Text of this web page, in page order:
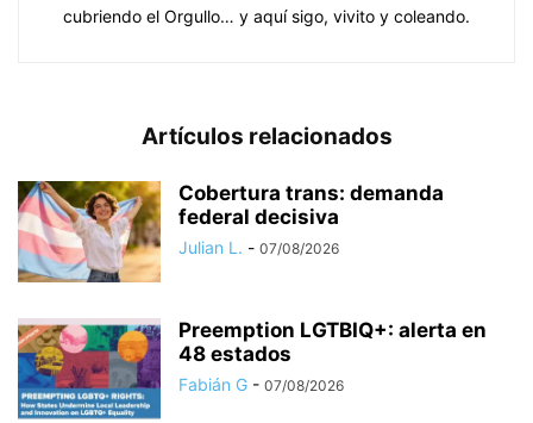
cubriendo el Orgullo… y aquí sigo, vivito y coleando.
Artículos relacionados
Cobertura trans: demanda
federal decisiva
Julian L. - 07/08/2026
Preemption LGTBIQ+: alerta en
48 estados
Fabián G - 07/08/2026